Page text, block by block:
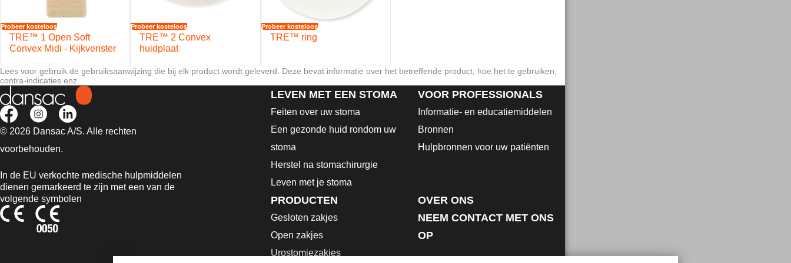
Probeer kosteloos
TRE™ 1 Open Soft
Convex Midi - Kijkvenster
Probeer kosteloos
TRE™ 2 Convex
huidplaat
Probeer kosteloos
TRE™ ring
Lees voor gebruik de gebruiksaanwijzing die bij elk product wordt geleverd. Deze bevat informatie over het betreffende product, hoe het te gebruiken,
contra-indicaties enz.
© 2026 Dansac A/S. Alle rechten
voorbehouden.
In de EU verkochte medische hulpmiddelen
dienen gemarkeerd te zijn met een van de
volgende symbolen
LEVEN MET EEN STOMA
Feiten over uw stoma
Een gezonde huid rondom uw
stoma
Herstel na stomachirurgie
Leven met je stoma
VOOR PROFESSIONALS
Informatie- en educatiemiddelen
Bronnen
Hulpbronnen voor uw patiënten
PRODUCTEN
Gesloten zakjes
Open zakjes
Urostomiezakjes
OVER ONS
NEEM CONTACT MET ONS
OP